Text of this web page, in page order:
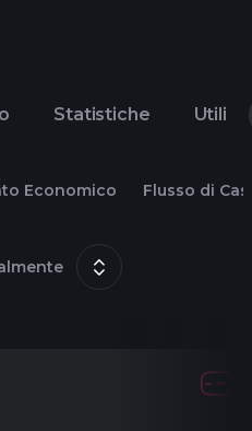
Statistiche Utili
Economico Flusso di